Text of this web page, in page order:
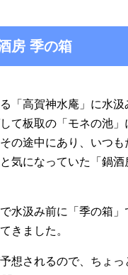
房 季の箱
「高賀神水庵」に水汲
て板取の「モネの池」
の途中にあり、いつ
気になっていた「鍋
水汲み前に「季の箱」
きました。
想されるので、ちょっ